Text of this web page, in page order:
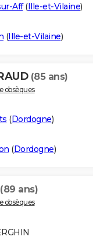
Aff(Ille-et-Vilaine)
(Ille-et-Vilaine)
(85 ans)
obsèques
(Dordogne)
(Dordogne)
(89 ans)
obsèques